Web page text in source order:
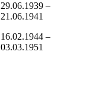
29.06.1939 –
21.06.1941
16.02.1944 –
03.03.1951